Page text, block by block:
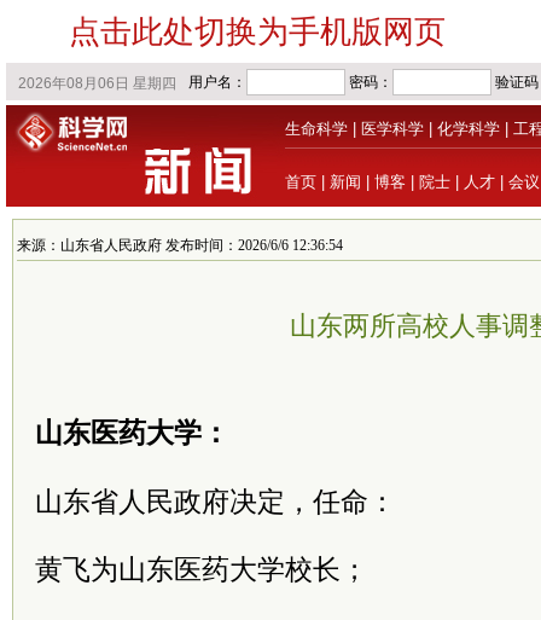
点击此处切换为手机版网页
生命科学 医学科学 化学科学 工
首页 新闻 博客 院士 人才 会议
来源：山东省人民政府 发布时间：2026/6/6 12:36:54
山东两所高校人事调
山东医药大学：
山东省人民政府决定，任命：
黄飞为山东医药大学校长；